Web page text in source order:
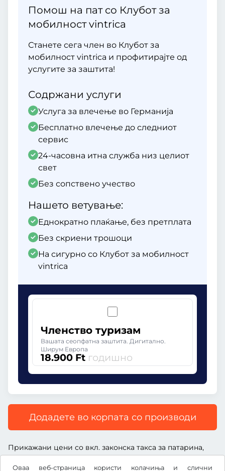
Оваа веб-страница користи колачиња и слични
Помош на пат со Клубот за
мобилност vintrica
Станете сега член во Клубот за
мобилност vintrica и профитирајте од
услугите за заштита!
Содржани услуги
Услуга за влечење во Германија
Бесплатно влечење до следниот
сервис
24-часовна итна служба низ целиот
свет
Без сопствено учество
Нашето ветување:
Еднократно плаќање, без претплата
Без скриени трошоци
На сигурно со Клубот за мобилност
vintrica
Членство туризам
Вашата сеопфатна заштита. Дигитално.
Ширум Европа
18.900 Ft годишно
Додадете во корпата со производи
Прикажани цени со вкл. законска такса за патарина,
вкл. надоместок за услуга и вкл. законски ДДВ.